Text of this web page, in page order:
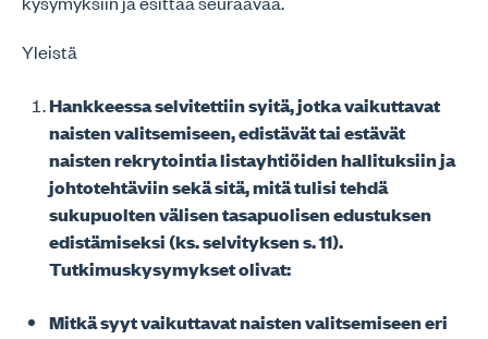
Yleistä
Hankkeessa selvitettiin syitä, jotka vaikuttavat
naisten valitsemiseen, edistävät tai estävät
naisten rekrytointia listayhtiöiden hallituksiin ja
johtotehtäviin sekä sitä, mitä tulisi tehdä
sukupuolten välisen tasapuolisen edustuksen
edistämiseksi (ks. selvityksen s. 11).
Tutkimuskysymykset olivat:
Mitkä syyt vaikuttavat naisten valitsemiseen eri